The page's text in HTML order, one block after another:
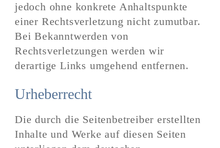
jedoch ohne konkrete Anhaltspunkte
einer Rechtsverletzung nicht zumutbar.
Bei Bekanntwerden von
Rechtsverletzungen werden wir
derartige Links umgehend entfernen.
Urheberrecht
Die durch die Seitenbetreiber erstellten
Inhalte und Werke auf diesen Seiten